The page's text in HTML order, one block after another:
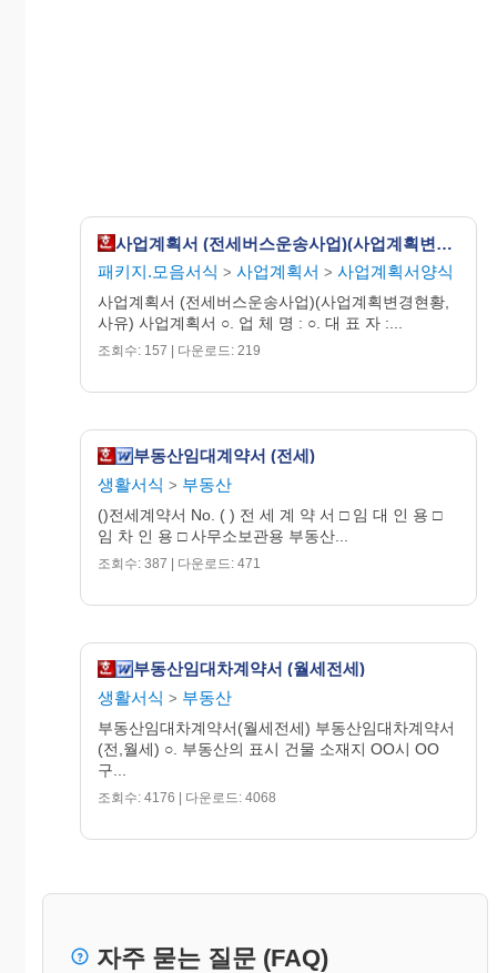
사업계획서 (전세버스운송사업)(사업계획변경현황,사유)
패키지.모음서식 > 사업계획서 > 사업계획서양식
사업계획서 (전세버스운송사업)(사업계획변경현황,
사유) 사업계획서 ○. 업 체 명 : ○. 대 표 자 :...
조회수: 157 | 다운로드: 219
부동산임대계약서 (전세)
생활서식 > 부동산
()전세계약서 No. ( ) 전 세 계 약 서 □ 임 대 인 용 □
임 차 인 용 □ 사무소보관용 부동산...
조회수: 387 | 다운로드: 471
부동산임대차계약서 (월세전세)
생활서식 > 부동산
부동산임대차계약서(월세전세) 부동산임대차계약서
(전,월세) ○. 부동산의 표시 건물 소재지 OO시 OO
구...
조회수: 4176 | 다운로드: 4068
자주 묻는 질문 (FAQ)